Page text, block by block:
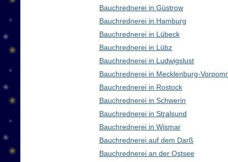
Bauchrednerei in Güstrow
Bauchrednerei in Hamburg
Bauchrednerei in Lübeck
Bauchrednerei in Lübz
Bauchrednerei in Ludwigslust
Bauchrednerei in Mecklenburg-
Bauchrednerei in Rostock
Bauchrednerei in Schwerin
Bauchrednerei in Stralsund
Bauchrednerei in Wismar
Bauchrednerei auf dem Darß
Bauchrednerei an der Ostsee